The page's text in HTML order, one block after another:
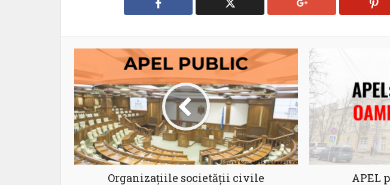
Organizațiile societății civile
APEL